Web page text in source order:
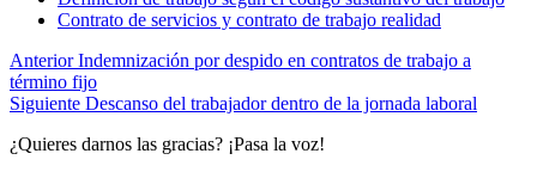
Contrato de servicios y contrato de trabajo realidad
Anterior Indemnización por despido en contratos de trabajo a
término fijo
Siguiente Descanso del trabajador dentro de la jornada laboral
¿Quieres darnos las gracias? ¡Pasa la voz!